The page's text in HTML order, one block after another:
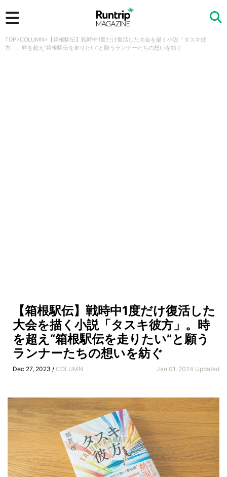
検索
TOP>COLUMN> 【箱根駅伝】戦時中1度だけ復活した大会を描く小説「タスキ彼
方」。時を超え“箱根駅伝を走りたい”と願うランナーたちの想いを紡ぐ
【箱根駅伝】戦時中1度だけ復活した
大会を描く小説「タスキ彼方」。時
を超え“箱根駅伝を走りたい”と願う
ランナーたちの想いを紡ぐ
Dec 27, 2023 / COLUMN Jan 01, 2024 Updated